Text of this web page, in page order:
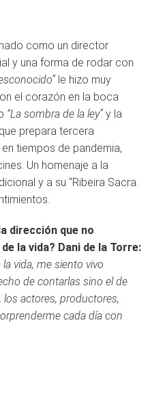
como un director
y una forma de rodar con
le hizo muy
el corazón en la boca
“La sombra de la ley”y la
prepara tercera
tiempos de pandemia,
Un homenaje a la
y a su “Ribeira Sacra.
dirección que no
la vida? Dani de la Torre:
vida, me siento vivo
de contarlas sino el de
actores, productores,
cada día con